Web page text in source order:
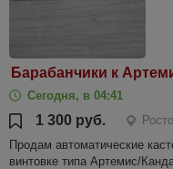
Барабанчики к
Сегодня, в 04:41
1 300 руб.
Продам автоматические
винтовке типа Артемис/